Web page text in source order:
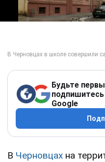
Будьте
подпишитесь
Google
В Черновцах на